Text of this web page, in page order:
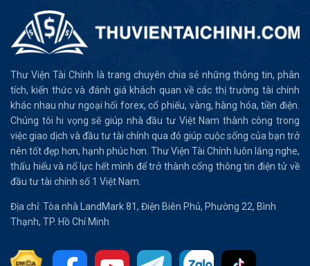
Thư Viện Tài Chính là trang chuyên chia sẻ những thông tin, phân
tích, kiến thức và đánh giá khách quan về các thị trường tài chính
khác nhau như ngoại hối forex, cổ phiếu, vàng, hàng hóa, tiền điện.
Chúng tôi hi vọng sẽ giúp nhà đầu tư Việt Nam thành công trong
việc giao dịch và đầu tư tài chính qua đó giúp cuộc sống của bạn trở
nên tốt đẹp hơn, hạnh phúc hơn. Thư Viện Tài Chính luôn lắng nghe,
thấu hiểu và nổ lực hết mình để trở thành cổng thông tin điện tử về
đầu tư tài chính số 1 Việt Nam.
Địa chỉ: Tòa nhà LandMark 81, Điện Biên Phủ, Phường 22, Bình
Thạnh, TP. Hồ Chí Minh